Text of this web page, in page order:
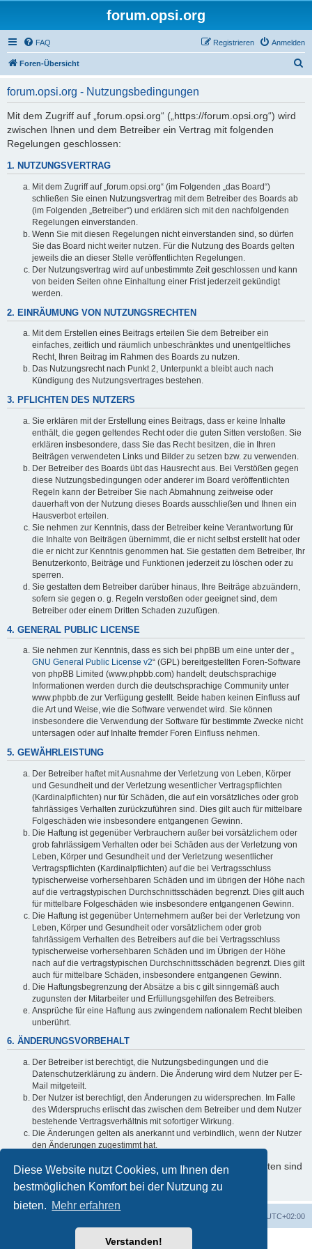
Diese Website nutzt Cookies, um Ihnen den
bestmöglichen Komfort bei der Nutzung zu
bieten. Mehr erfahren
Verstanden!
forum.opsi.org
FAQ Anmelden
Registrieren
Foren-Übersicht
forum.opsi.org - Nutzungsbedingungen
Mit dem Zugriff auf „forum.opsi.org“ („https://forum.opsi.org“) wird
zwischen Ihnen und dem Betreiber ein Vertrag mit folgenden
Regelungen geschlossen:
1. NUTZUNGSVERTRAG
Mit dem Zugriff auf „forum.opsi.org“ (im Folgenden „das Board“)
schließen Sie einen Nutzungsvertrag mit dem Betreiber des Boards ab
(im Folgenden „Betreiber“) und erklären sich mit den nachfolgenden
Regelungen einverstanden.
Wenn Sie mit diesen Regelungen nicht einverstanden sind, so dürfen
Sie das Board nicht weiter nutzen. Für die Nutzung des Boards gelten
jeweils die an dieser Stelle veröffentlichten Regelungen.
Der Nutzungsvertrag wird auf unbestimmte Zeit geschlossen und kann
von beiden Seiten ohne Einhaltung einer Frist jederzeit gekündigt
werden.
2. EINRÄUMUNG VON NUTZUNGSRECHTEN
Mit dem Erstellen eines Beitrags erteilen Sie dem Betreiber ein
einfaches, zeitlich und räumlich unbeschränktes und unentgeltliches
Recht, Ihren Beitrag im Rahmen des Boards zu nutzen.
Das Nutzungsrecht nach Punkt 2, Unterpunkt a bleibt auch nach
Kündigung des Nutzungsvertrages bestehen.
3. PFLICHTEN DES NUTZERS
Sie erklären mit der Erstellung eines Beitrags, dass er keine Inhalte
enthält, die gegen geltendes Recht oder die guten Sitten verstoßen. Sie
erklären insbesondere, dass Sie das Recht besitzen, die in Ihren
Beiträgen verwendeten Links und Bilder zu setzen bzw. zu verwenden.
Der Betreiber des Boards übt das Hausrecht aus. Bei Verstößen gegen
diese Nutzungsbedingungen oder anderer im Board veröffentlichten
Regeln kann der Betreiber Sie nach Abmahnung zeitweise oder
dauerhaft von der Nutzung dieses Boards ausschließen und Ihnen ein
Hausverbot erteilen.
Sie nehmen zur Kenntnis, dass der Betreiber keine Verantwortung für
die Inhalte von Beiträgen übernimmt, die er nicht selbst erstellt hat oder
die er nicht zur Kenntnis genommen hat. Sie gestatten dem Betreiber, Ihr
Benutzerkonto, Beiträge und Funktionen jederzeit zu löschen oder zu
sperren.
Sie gestatten dem Betreiber darüber hinaus, Ihre Beiträge abzuändern,
sofern sie gegen o. g. Regeln verstoßen oder geeignet sind, dem
Betreiber oder einem Dritten Schaden zuzufügen.
4. GENERAL PUBLIC LICENSE
Sie nehmen zur Kenntnis, dass es sich bei phpBB um eine unter der „
GNU General Public License v2“ (GPL) bereitgestellten Foren-Software
von phpBB Limited (www.phpbb.com) handelt; deutschsprachige
Informationen werden durch die deutschsprachige Community unter
www.phpbb.de zur Verfügung gestellt. Beide haben keinen Einfluss auf
die Art und Weise, wie die Software verwendet wird. Sie können
insbesondere die Verwendung der Software für bestimmte Zwecke nicht
untersagen oder auf Inhalte fremder Foren Einfluss nehmen.
5. GEWÄHRLEISTUNG
Der Betreiber haftet mit Ausnahme der Verletzung von Leben, Körper
und Gesundheit und der Verletzung wesentlicher Vertragspflichten
(Kardinalpflichten) nur für Schäden, die auf ein vorsätzliches oder grob
fahrlässiges Verhalten zurückzuführen sind. Dies gilt auch für mittelbare
Folgeschäden wie insbesondere entgangenen Gewinn.
Die Haftung ist gegenüber Verbrauchern außer bei vorsätzlichem oder
grob fahrlässigem Verhalten oder bei Schäden aus der Verletzung von
Leben, Körper und Gesundheit und der Verletzung wesentlicher
Vertragspflichten (Kardinalpflichten) auf die bei Vertragsschluss
typischerweise vorhersehbaren Schäden und im übrigen der Höhe nach
auf die vertragstypischen Durchschnittsschäden begrenzt. Dies gilt auch
für mittelbare Folgeschäden wie insbesondere entgangenen Gewinn.
Die Haftung ist gegenüber Unternehmern außer bei der Verletzung von
Leben, Körper und Gesundheit oder vorsätzlichem oder grob
fahrlässigem Verhalten des Betreibers auf die bei Vertragsschluss
typischerweise vorhersehbaren Schäden und im Übrigen der Höhe
nach auf die vertragstypischen Durchschnittsschäden begrenzt. Dies gilt
auch für mittelbare Schäden, insbesondere entgangenen Gewinn.
Die Haftungsbegrenzung der Absätze a bis c gilt sinngemäß auch
zugunsten der Mitarbeiter und Erfüllungsgehilfen des Betreibers.
Ansprüche für eine Haftung aus zwingendem nationalem Recht bleiben
unberührt.
6. ÄNDERUNGSVORBEHALT
Der Betreiber ist berechtigt, die Nutzungsbedingungen und die
Datenschutzerklärung zu ändern. Die Änderung wird dem Nutzer per E-
Mail mitgeteilt.
Der Nutzer ist berechtigt, den Änderungen zu widersprechen. Im Falle
des Widerspruchs erlischt das zwischen dem Betreiber und dem Nutzer
bestehende Vertragsverhältnis mit sofortiger Wirkung.
Die Änderungen gelten als anerkannt und verbindlich, wenn der Nutzer
den Änderungen zugestimmt hat.
Informationen über den Umgang mit Ihren persönlichen Daten sind
in der Datenschutzerklärung enthalten.
UTC+02:00
Powered byphpBB® Forum Software © phpBB Limited